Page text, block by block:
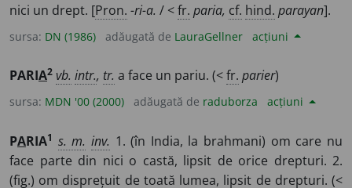
nici un drept. [Pron. -ri-a. / <fr. paria, cf. hind. parayan].
sursa: DN (1986) adăugată de LauraGellner acțiuni
PARIA2 vb. intr., tr. a face un pariu. (<fr. parier)
sursa: MDN '00 (2000) adăugată de raduborza acțiuni
PARIA1 s. m. inv. 1. (în India, la brahmani) om care nu
face parte din nici o castă, lipsit de orice drepturi. 2.
(fig.) om disprețuit de toată lumea, lipsit de drepturi. (<